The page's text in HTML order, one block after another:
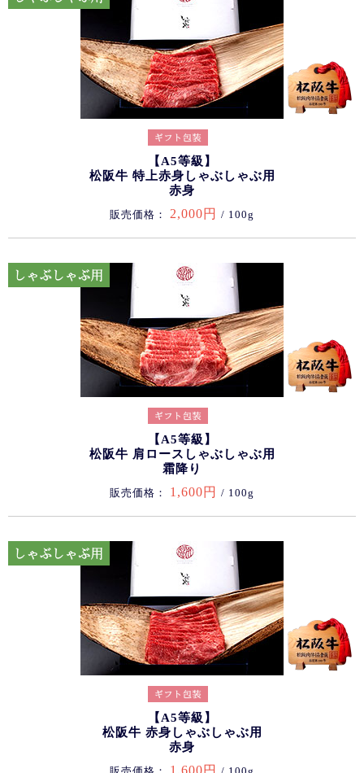
【A5等級】
松阪牛 特上赤身しゃぶしゃぶ用
赤身
販売価格： 2,000円 / 100g
【A5等級】
松阪牛 肩ロースしゃぶしゃぶ用
霜降り
販売価格： 1,600円 / 100g
【A5等級】
松阪牛 赤身しゃぶしゃぶ用
赤身